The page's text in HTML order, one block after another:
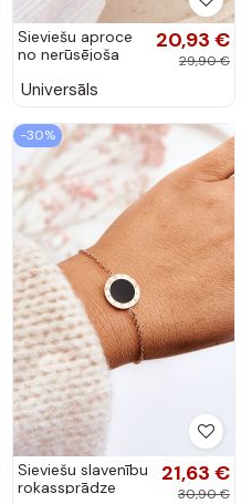
Sieviešu aproce
no nerūsējoša
motīviem zelta
20,93 €
29,90 €
Universāls
-30%
Sieviešu slavenību
rokassprādze
21,63 €
30,90 €